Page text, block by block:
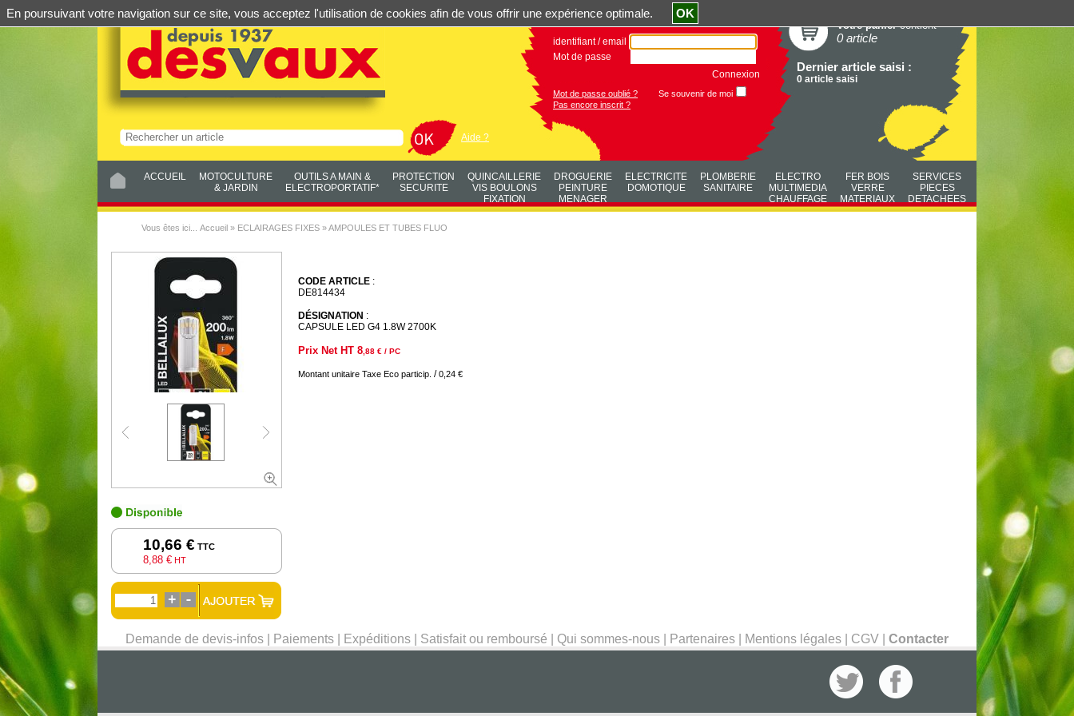
Aide ?
identifiant / email
Mot de passe
Connexion
Mot de passe oublié ?
Se souvenir de moi
Pas encore inscrit ?
Votre paniercontient
0 article
Dernier article saisi :
0 article saisi
ACCUEIL
MOTOCULTURE
& JARDIN
OUTILS A MAIN &
ELECTROPORTATIF*
PROTECTION
SECURITE
QUINCAILLERIE
VIS BOULONS
FIXATION
DROGUERIE
PEINTURE
MENAGER
ELECTRICITE
DOMOTIQUE
PLOMBERIE
SANITAIRE
ELECTRO
MULTIMEDIA
CHAUFFAGE
FER BOIS
VERRE
MATERIAUX
SERVICES
PIECES
DETACHEES
Vous êtes ici... Accueil » ECLAIRAGES FIXES »AMPOULES ET TUBES FLUO
10,66 € TTC
8,88 € HT
CODE ARTICLE :
DE814434
DÉSIGNATION :
CAPSULE LED G4 1.8W 2700K
Prix Net HT 8 ,88 € / PC
Montant unitaire Taxe Eco particip. /0,24 €
Demande de devis-infos Paiements Expéditions Satisfait ou remboursé Qui sommes-nous Partenaires Mentions légales CGV Contacter
En poursuivant votre navigation sur ce site, vous acceptez l'utilisation de cookies afin de vous offrir une expérience optimale. OK